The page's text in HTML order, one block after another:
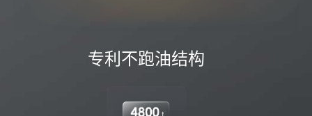
专利不跑油结构